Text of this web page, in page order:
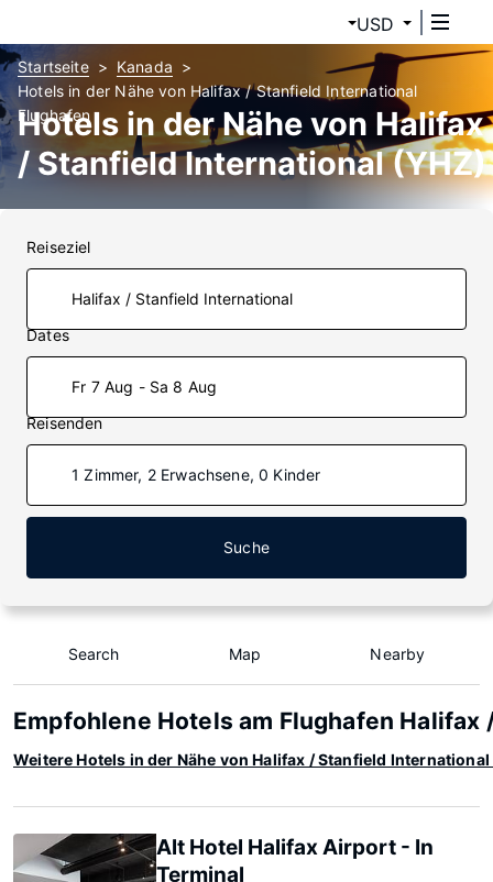
USD
Startseite
Kanada
Hotels in der Nähe von Halifax / Stanfield International
Flughafen
Hotels in der Nähe von Halifax
/ Stanfield International (YHZ)
Reiseziel
Dates
Fr 7 Aug - Sa 8 Aug
Reisenden
1 Zimmer, 2 Erwachsene, 0 Kinder
Suche
Search Map Nearby
Empfohlene Hotels am Flughafen
Weitere Hotels in der Nähe von Halifax / Stanfield
Alt Hotel Halifax Airport - In
Terminal